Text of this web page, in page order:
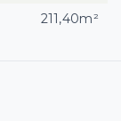
211,40m²